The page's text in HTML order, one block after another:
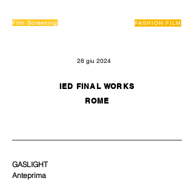
Film Screening FASHION FILM
28 giu 2024
IED FINAL WORKS
ROME
GASLIGHT
Anteprima